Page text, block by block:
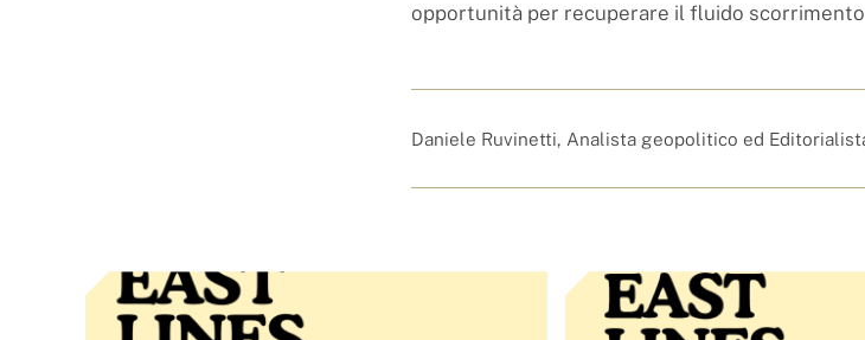
opportunità per recuperare il fluido
Daniele Ruvinetti, Analista geopolitico ed